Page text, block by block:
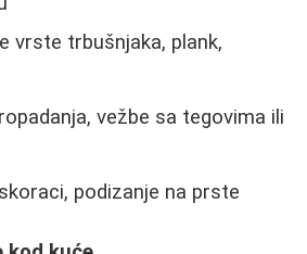
vrste trbušnjaka, plank,
vežbe sa tegovima ili
podizanje na prste